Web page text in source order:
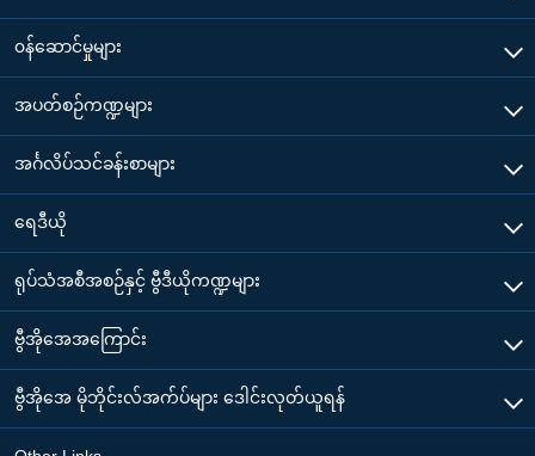
၀န်ဆောင်မှုများ
အပတ်စဉ်ကဏ္ဍများ
အင်္ဂလိပ်သင်ခန်းစာများ
ရေဒီယို
ရုပ်သံအစီအစဉ်နှင့် ဗွီဒီယိုကဏ္ဍများ
ဗွီအိုအေအကြောင်း
ဗွီအိုအေ မိုဘိုင်းလ်အက်ပ်များ ဒေါင်းလုတ်ယူရန်